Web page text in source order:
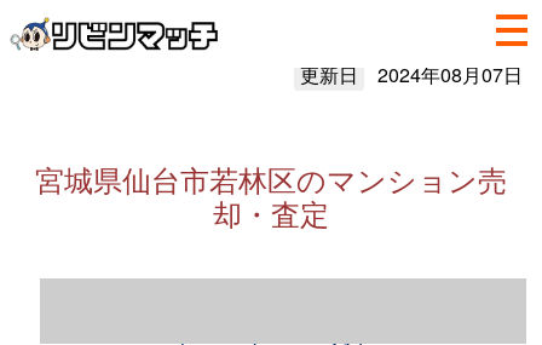
更新日 2024年08月07日
宮城県仙台市若林区のマンション売
却・査定